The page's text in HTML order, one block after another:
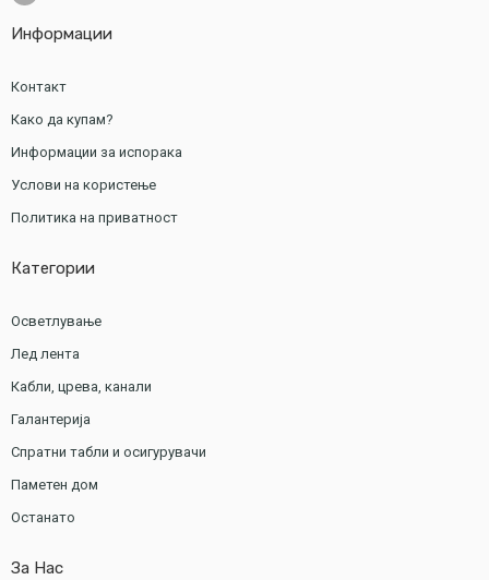
Информации
Контакт
Како да купам?
Информации за испорака
Услови на користење
Политика на приватност
Категории
Осветлување
Лед лента
Кабли, црева, канали
Галантерија
Спратни табли и осигурувачи
Паметен дом
Останато
За Нас